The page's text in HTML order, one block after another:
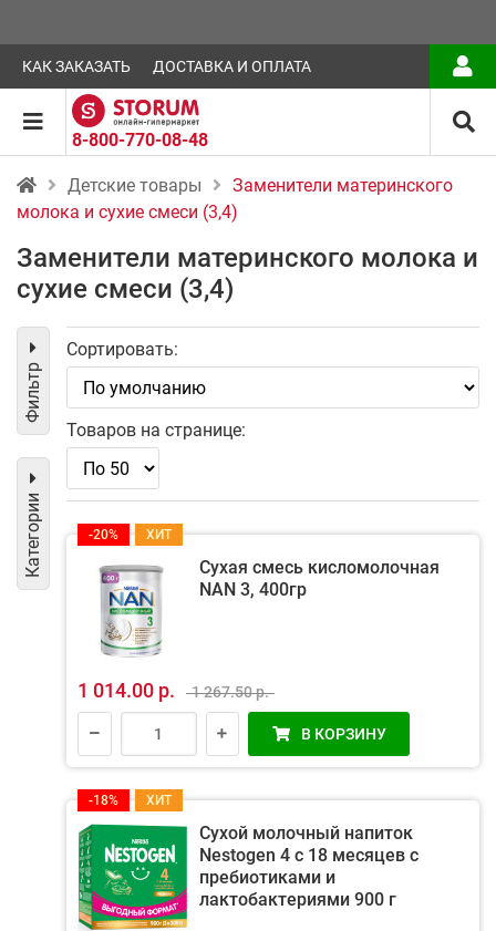
КАК ЗАКАЗАТЬ ДОСТАВКА И ОПЛАТА
8-800-770-08-48
Детские товары
Заменители материнского
молока и сухие смеси (3,4)
Заменители материнского молока и
сухие смеси (3,4)
Фильтр
Категории
Сортировать:
Товаров на странице:
-20% ХИТ
Сухая смесь кисломолочная
NAN 3, 400гр
1 014.00 р. 1 267.50 р.
В КОРЗИНУ
-18% ХИТ
Сухой молочный напиток
Nestogen 4 с 18 месяцев с
пребиотиками и
лактобактериями 900 г